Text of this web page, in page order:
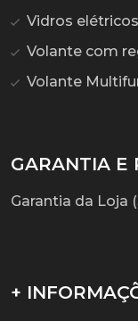
Vidros
Volante com
Volante
GARANTIA E
Garantia da Loja
+